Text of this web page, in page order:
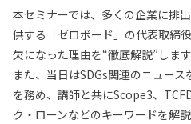
本セミナーでは、多くの企業に排
供する「ゼロボード」の代表取締
欠になった理由を“徹底解説”します
また、当日はSDGs関連のニュー
を務め、講師と共にScope3、
ク・ローンなどのキーワードを解